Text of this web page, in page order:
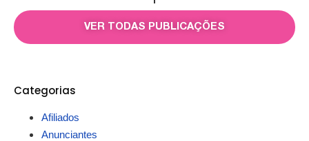
VER TODAS PUBLICAÇÕES
Categorias
Afiliados
Anunciantes